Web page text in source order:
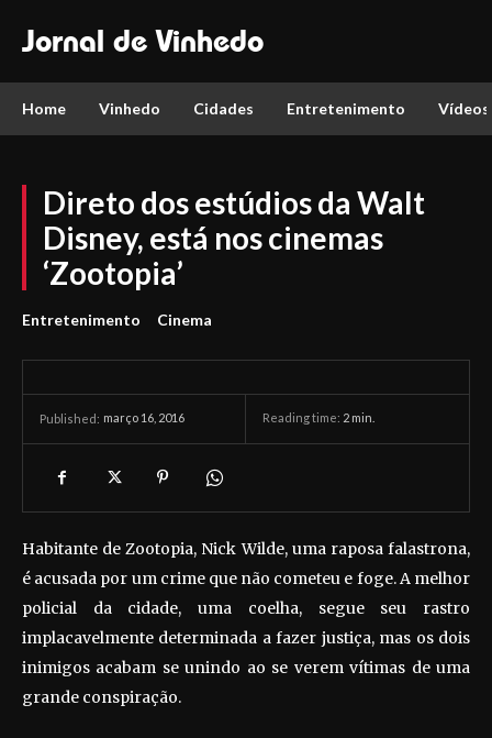
Jornal de Vinhedo
Home Vinhedo Cidades Entretenimento Vídeos
Direto dos estúdios da Walt
Disney, está nos cinemas
‘Zootopia’
Entretenimento Cinema
Published: março 16, 2016 Reading time: 2 min.
Habitante de Zootopia, Nick Wilde, uma raposa falastrona,
é acusada por um crime que não cometeu e foge. A melhor
policial da cidade, uma coelha, segue seu rastro
implacavelmente determinada a fazer justiça, mas os dois
inimigos acabam se unindo ao se verem vítimas de uma
grande conspiração.